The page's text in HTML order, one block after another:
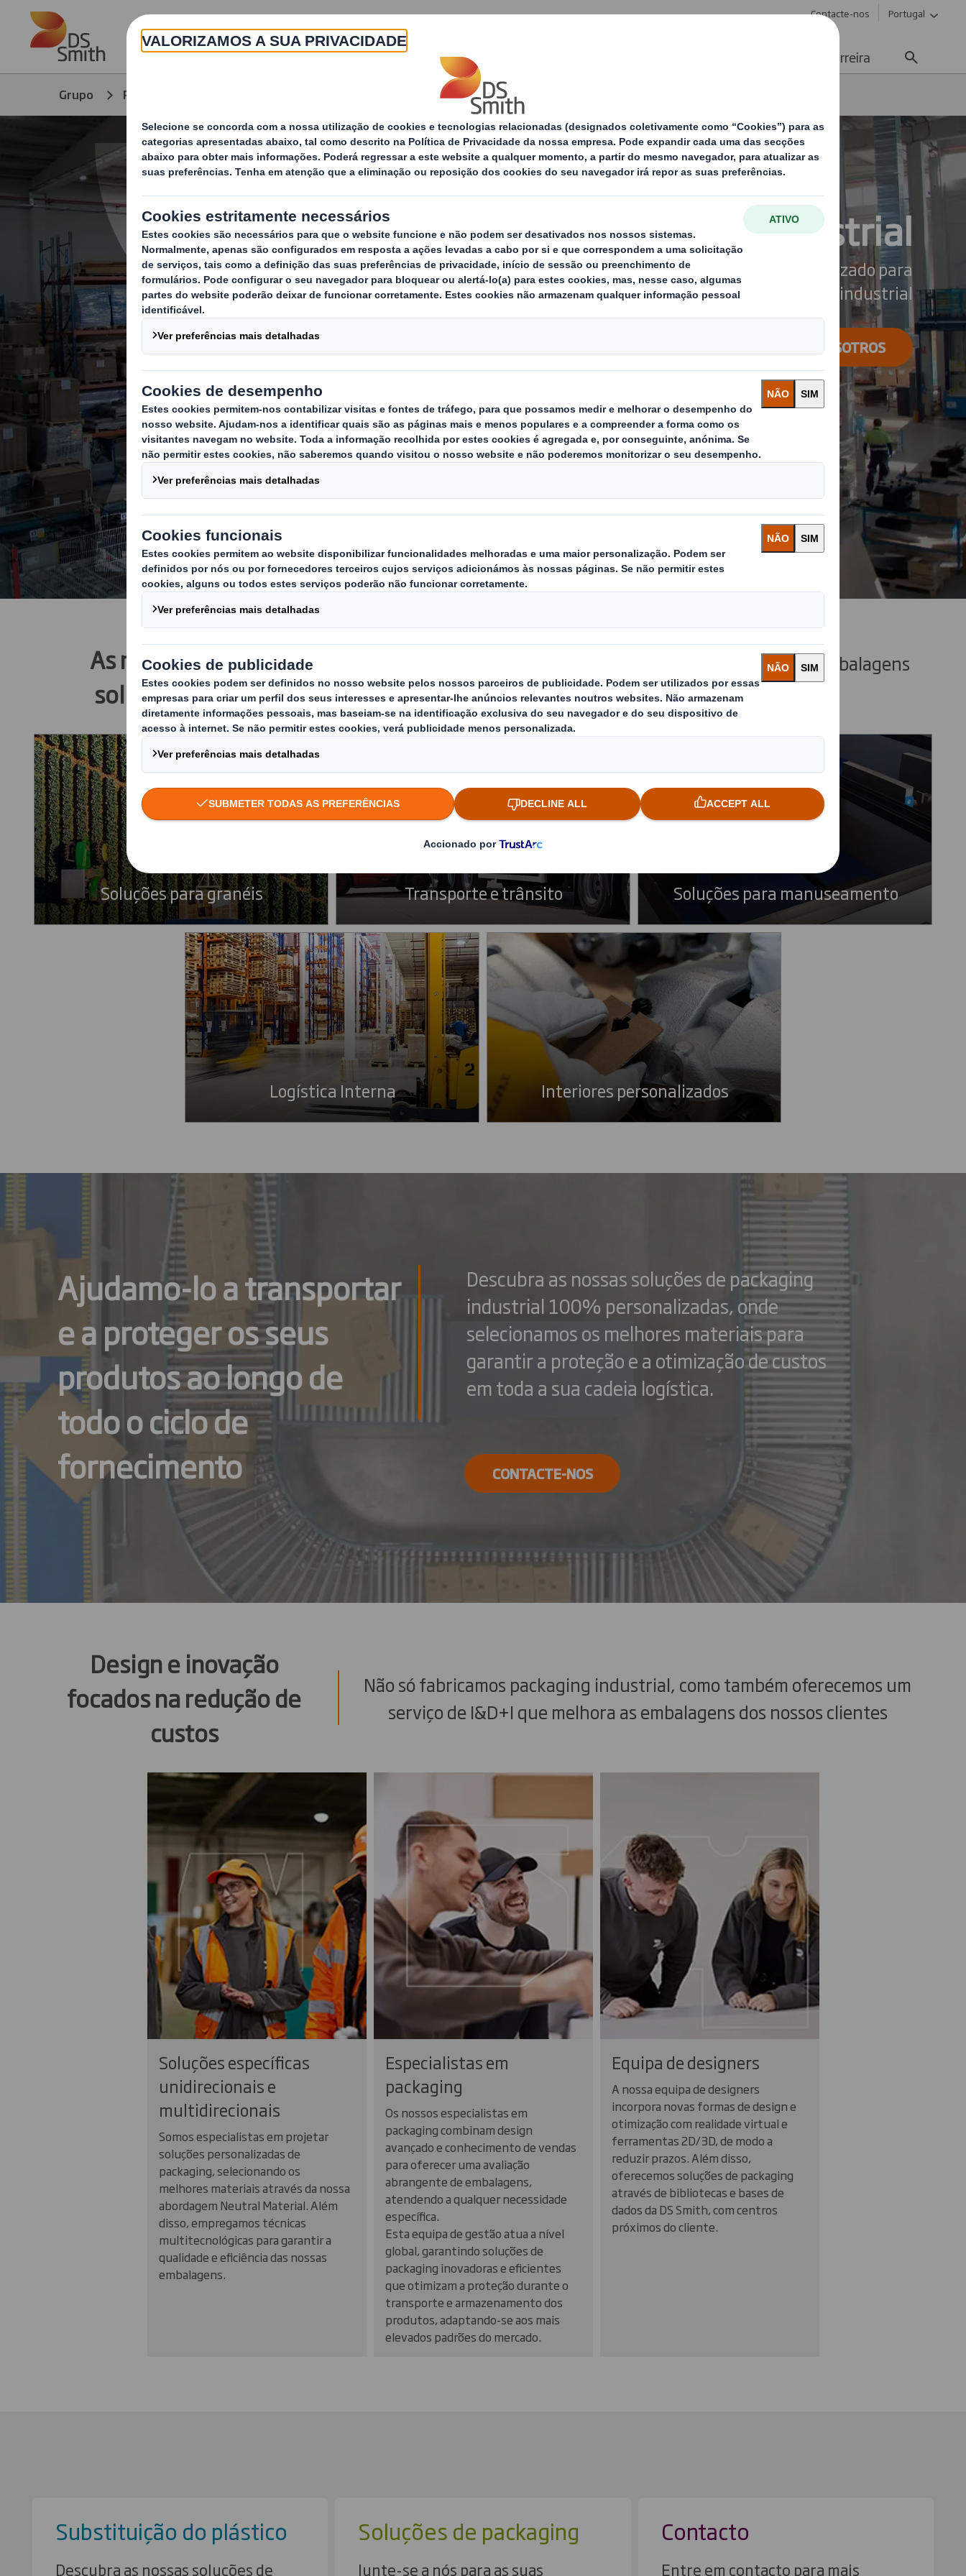
Skip to main content Contacte-nos Portugal
Sobre Produtos e Serviços Carreira
Grupo Produtos e Serviços Packaging Industrial
Packaging industrial
Desenvolvemos packaging personalizado para
qualquer produto industrial
CONTACTA CON NOSOTROS
As nossas
soluções
Somos especialistas em packaging industrial de utilização única e em embalagens
retornáveis
Soluções para granéis Transporte e trânsito Soluções para manuseamento
Logística Interna Interiores personalizados
Ajudamo-lo a transportar
e a proteger os seus
produtos ao longo de
todo o ciclo de
fornecimento
Descubra as nossas soluções de packaging
industrial 100% personalizadas, onde
selecionamos os melhores materiais para
garantir a proteção e a otimização de custos
em toda a sua cadeia logística.
CONTACTE-NOS
Design e inovação
focados na redução de
custos
Não só fabricamos packaging industrial, como também oferecemos um
serviço de I&D+I que melhora as embalagens dos nossos clientes
Soluções específicas
unidirecionais e
multidirecionais
Somos especialistas em projetar
soluções personalizadas de
packaging, selecionando os
melhores materiais através da nossa
abordagem Neutral Material. Além
disso, empregamos técnicas
multitecnológicas para garantir a
qualidade e eficiência das nossas
embalagens.
Especialistas em
packaging
Os nossos especialistas em
packaging combinam design
avançado e conhecimento de vendas
para oferecer uma avaliação
abrangente de embalagens,
atendendo a qualquer necessidade
específica.
Esta equipa de gestão atua a nível
global, garantindo soluções de
packaging inovadoras e eficientes
que otimizam a proteção durante o
transporte e armazenamento dos
produtos, adaptando-se aos mais
elevados padrões do mercado.
Equipa de designers
A nossa equipa de designers
incorpora novas formas de design e
otimização com realidade virtual e
ferramentas 2D/3D, de modo a
reduzir prazos. Além disso,
oferecemos soluções de packaging
através de bibliotecas e bases de
dados da DS Smith, com centros
próximos do cliente.
Substituição do plástico
Descubra as nossas soluções de
Soluções de packaging
Junte-se a nós para as suas
Contacto
Entre em contacto para mais